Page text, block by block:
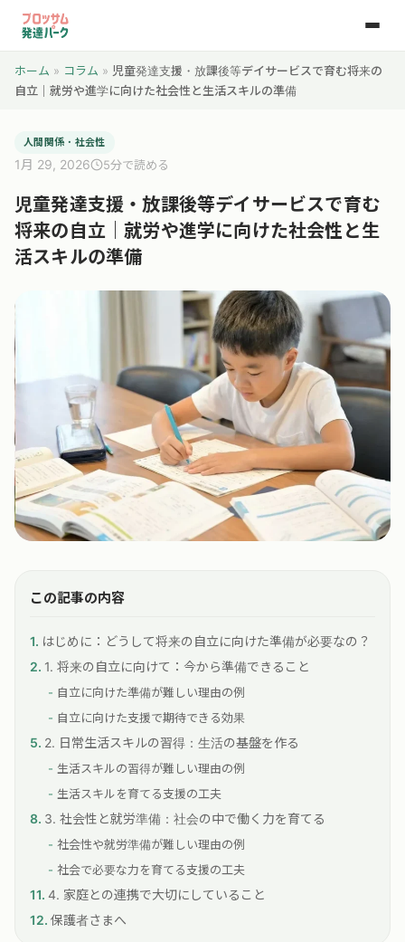
ホーム » コラム » 児童発達支援・放課後等デイサービスで育む将来の
自立｜就労や進学に向けた社会性と生活スキルの準備
人間関係・社会性
1月 29, 2026 5分で読める
児童発達支援・放課後等デイサービスで育む
将来の自立｜就労や進学に向けた社会性と生
活スキルの準備
この記事の内容
はじめに：どうして将来の自立に向けた準備が必要なの？
1. 将来の自立に向けて：今から準備できること
自立に向けた準備が難しい理由の例
自立に向けた支援で期待できる効果
2. 日常生活スキルの習得：生活の基盤を作る
生活スキルの習得が難しい理由の例
生活スキルを育てる支援の工夫
3. 社会性と就労準備：社会の中で働く力を育てる
社会性や就労準備が難しい理由の例
社会で必要な力を育てる支援の工夫
4. 家庭との連携で大切にしていること
保護者さまへ